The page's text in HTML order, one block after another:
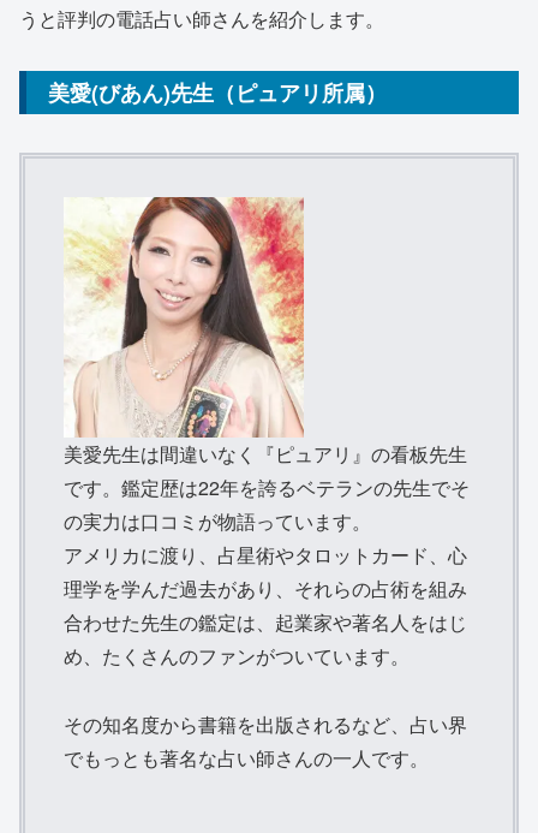
うと評判の電話占い師さんを紹介します。
美愛(びあん)先生（ピュアリ所属）
美愛先生は間違いなく『ピュアリ』の看板先生
です。鑑定歴は22年を誇るベテランの先生でそ
の実力は口コミが物語っています。
アメリカに渡り、占星術やタロットカード、心
理学を学んだ過去があり、それらの占術を組み
合わせた先生の鑑定は、起業家や著名人をはじ
め、たくさんのファンがついています。
その知名度から書籍を出版されるなど、占い界
でもっとも著名な占い師さんの一人です。